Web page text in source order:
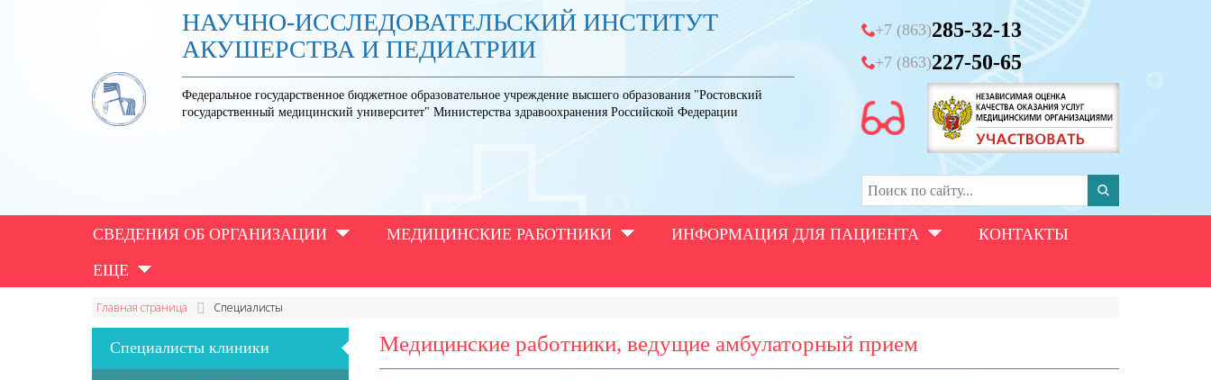
НАУЧНО-ИССЛЕДОВАТЕЛЬСКИЙ ИНСТИТУТ
АКУШЕРСТВА И ПЕДИАТРИИ
Федеральное государственное бюджетное образовательное учреждение высшего образования "Ростовский
государственный медицинский университет" Министерства здравоохранения Российской Федерации
+7 (863)285-32-13
+7 (863)227-50-65
СВЕДЕНИЯ ОБ ОРГАНИЗАЦИИ МЕДИЦИНСКИЕ РАБОТНИКИ ИНФОРМАЦИЯ ДЛЯ ПАЦИЕНТА
КОНТАКТЫ
ЕЩЕ
Главная страница Специалисты
Специалисты клиники Медицинские работники, ведущие амбулаторный прием